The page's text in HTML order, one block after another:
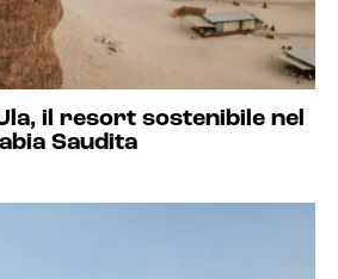
il resort sostenibile nel
Saudita